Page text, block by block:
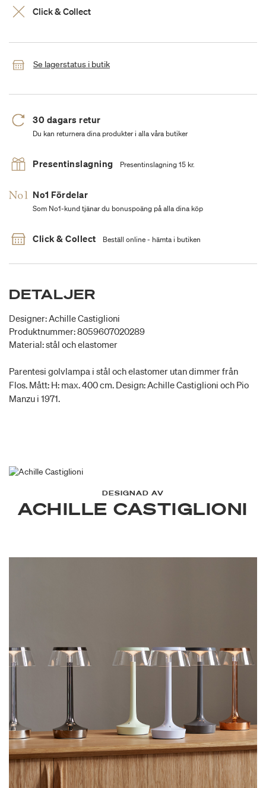
Click & Collect
Se lagerstatus i butik
30 dagars retur
Du kan returnera dina produkter i alla våra butiker
Presentinslagning Presentinslagning 15 kr.
No1 Fördelar
Som No1-kund tjänar du bonuspoäng på alla dina köp
Click & Collect Beställ online - hämta i butiken
DETALJER
Designer: Achille Castiglioni
Produktnummer: 8059607020289
Material: stål och elastomer
Parentesi golvlampa i stål och elastomer utan dimmer från
Flos. Mått: H: max. 400 cm. Design: Achille Castiglioni och Pio
Manzu i 1971.
DESIGNAD AV
ACHILLE CASTIGLIONI